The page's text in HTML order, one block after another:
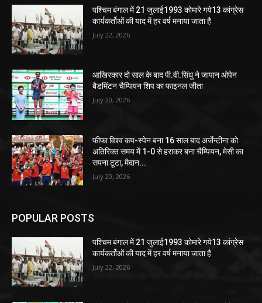
पश्चिम बंगाल में 21 जुलाई1993 कोमारे गये13 कांग्रेस
कार्यकर्तोओं की याद में हर वर्ष मनाया जाता है
July 22, 2026
आखिरकार दो साल के बाद पी.वी.सिंधु ने जापान ओपेन
बैडमिंटन चैम्पियन शिप का फाइनल जीता
July 20, 2026
फीफा विश्व कप-स्पेन बना 16 साल बाद अर्जेन्टीना को
अतिरिक्त समय में 1-0 से हराकर बना चैम्पियन, मेसी का
सपना टूटा, मैदान...
July 20, 2026
POPULAR POSTS
पश्चिम बंगाल में 21 जुलाई1993 कोमारे गये13 कांग्रेस
कार्यकर्तोओं की याद में हर वर्ष मनाया जाता है
July 22, 2026